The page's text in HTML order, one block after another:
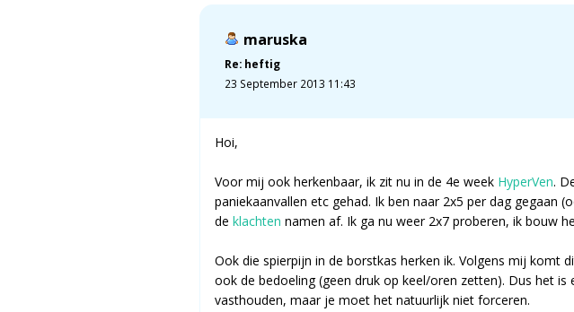
maruska
Re: heftig
23 September 2013 11:43
Hoi,
Voor mij ook herkenbaar, ik zit nu in de 4e week HyperVen.
paniekaanvallen etc gehad. Ik ben naar 2x5 per dag gegaan
de klachten namen af. Ik ga nu weer 2x7 proberen, ik bouw
Ook die spierpijn in de borstkas herken ik. Volgens mij
ook de bedoeling (geen druk op keel/oren zetten). Dus het
vasthouden, maar je moet het natuurlijk niet forceren.